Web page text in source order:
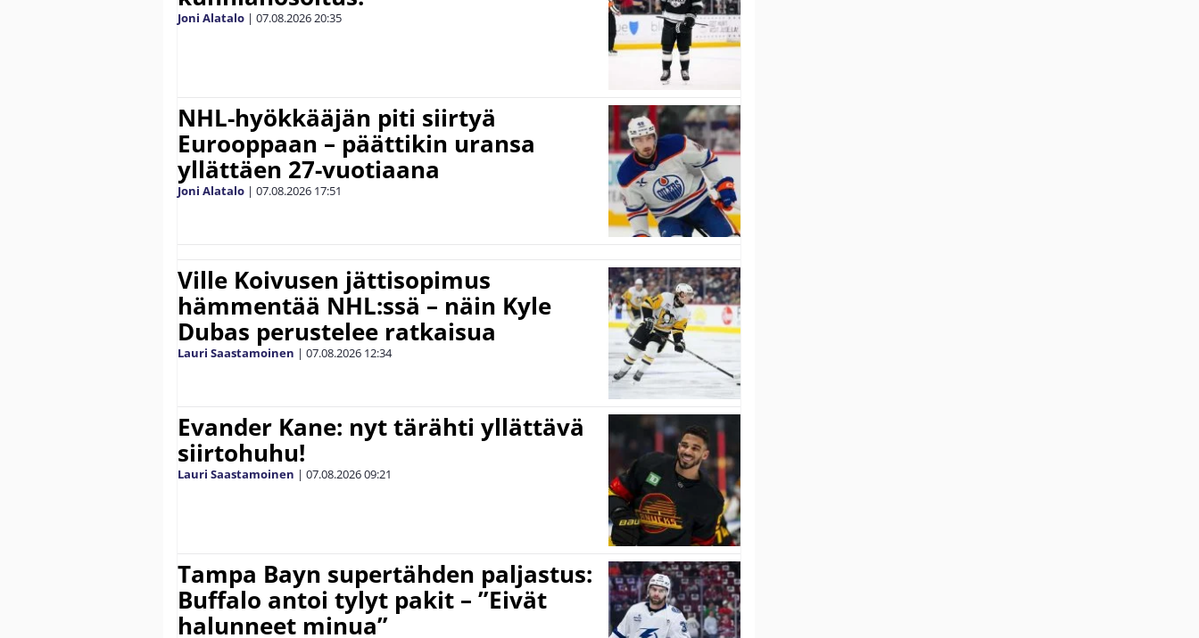
Joni Alatalo | 07.08.202620:35
NHL-hyökkääjän piti siirtyä
Eurooppaan – päättikin uransa
yllättäen 27-vuotiaana
Joni Alatalo | 07.08.2026 17:51
Ville Koivusen jättisopimus
hämmentää NHL:ssä – näin Kyle
Dubas perustelee ratkaisua
Lauri Saastamoinen | 07.08.2026 12:34
Evander Kane: nyt tärähti yllättävä
siirtohuhu!
Lauri Saastamoinen | 07.08.202609:21
Tampa Bayn supertähden paljastus:
Buffalo antoi tylyt pakit – ”Eivät
halunneet minua”